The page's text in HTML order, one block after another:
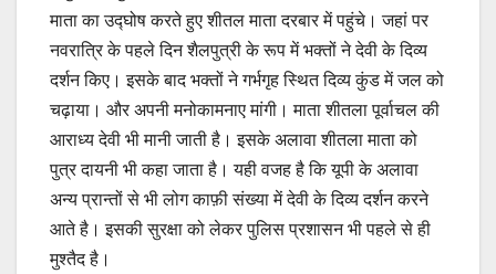
माता का उद्घोष करते हुए शीतल माता दरबार में पहुंचे। जहां पर
नवरात्रि के पहले दिन शैलपुत्री के रूप में भक्तों ने देवी के दिव्य
दर्शन किए। इसके बाद भक्तों ने गर्भगृह स्थित दिव्य कुंड में जल को
चढ़ाया। और अपनी मनोकामनाए मांगी। माता शीतला पूर्वाचल की
आराध्य देवी भी मानी जाती है। इसके अलावा शीतला माता को
पुत्र दायनी भी कहा जाता है। यही वजह है कि यूपी के अलावा
अन्य प्रान्तों से भी लोग काफ़ी संख्या में देवी के दिव्य दर्शन करने
आते है। इसकी सुरक्षा को लेकर पुलिस प्रशासन भी पहले से ही
मुश्तैद है।